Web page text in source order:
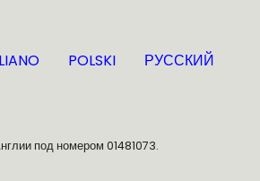
POLSKI РУССКИЙ
под номером 01481073.